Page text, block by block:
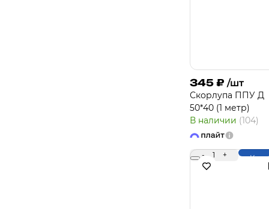
345 ₽ /шт
Скорлупа ППУ Д
50*40 (1 метр)
В наличии (104)
- 1 +